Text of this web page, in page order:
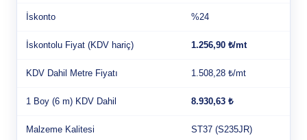
İskonto %24
İskontolu Fiyat (KDV hariç) 1.256,90 ₺/mt
KDV Dahil Metre Fiyatı 1.508,28 ₺/mt
1 Boy (6 m) KDV Dahil 8.930,63 ₺
Malzeme Kalitesi ST37 (S235JR)